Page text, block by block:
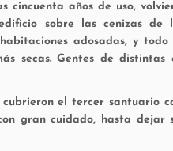
cincuenta años de uso,
sobre las cenizas de
adosadas, y
secas. Gentes de
el tercer santuario
gran cuidado, hasta dejar